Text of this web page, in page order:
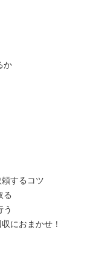
か
するコツ
る
う
におまかせ！